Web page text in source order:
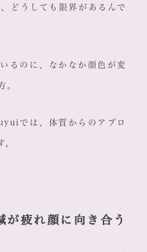
どうしても限界があるんで
るのに、なかなか顔色が変
。
では、体質からのアプロ
。
疲れ顔に向き合う